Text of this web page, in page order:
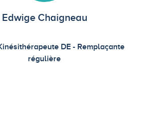
Edwige Chaigneau
DE - Remplaçante
régulière